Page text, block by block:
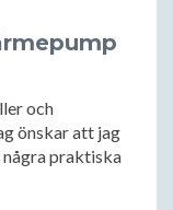
och
önskar att jag
praktiska